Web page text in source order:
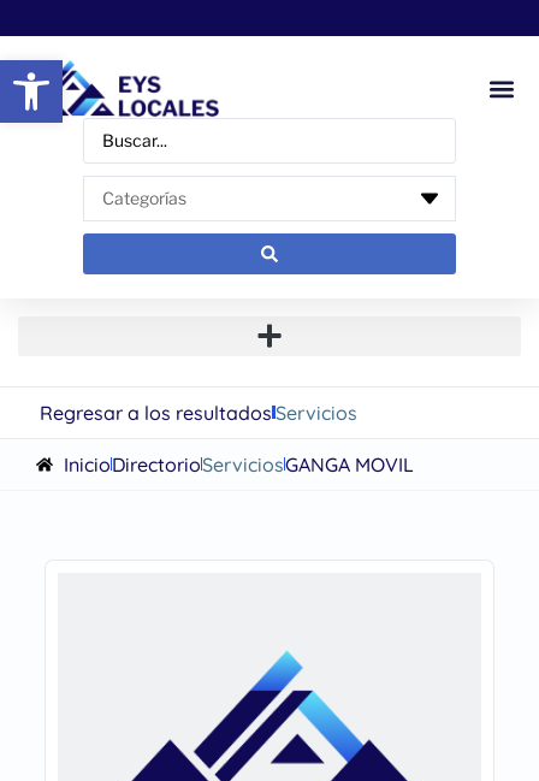
Abrir barra de herramientas
Regresar a los resultadosServicios
InicioDirectorioServiciosGANGA MOVIL